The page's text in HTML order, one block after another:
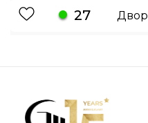
27 Двор